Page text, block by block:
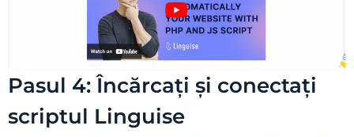
Pasul 4: Încărcați și conectați
scriptul Linguise